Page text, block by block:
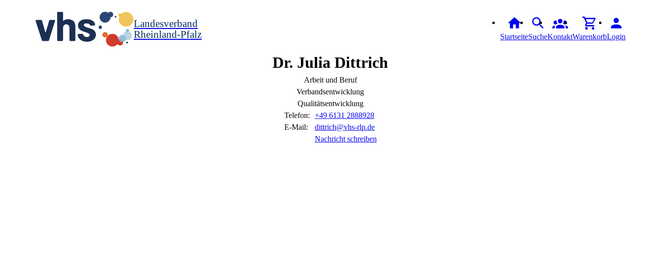
Landesverband
Rheinland-Pfalz
StartseiteSucheKontaktWarenkorbLogin
Dr. JuliaDittrich
Arbeit und Beruf
Verbandsentwicklung
Qualitätsentwicklung
Telefon:
+49 6131 2888928
E-Mail:
dittrich@vhs-rlp.de
Nachricht schreiben